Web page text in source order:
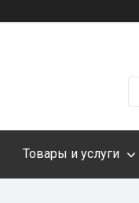
Товары и услуги